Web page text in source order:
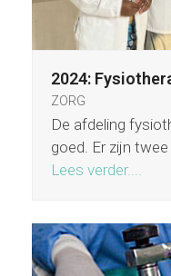
2024:
ZORG
De afdeling
goed. Er zijn
Lees verder....